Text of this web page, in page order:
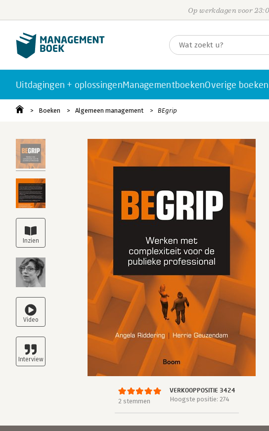
Op werkdagen voor
Uitdagingen + oplossingenManagementboekenOverige boeken
Boeken Algemeen management BEgrip
2 stemmen
VERKOOPPOSITIE 3424
Hoogste positie: 274